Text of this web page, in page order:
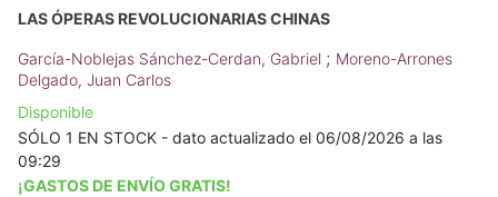
LAS ÓPERAS REVOLUCIONARIAS CHINAS
García-Noblejas Sánchez-Cerdan, Gabriel ; Moreno-Arrones
Delgado, Juan Carlos
Disponible
SÓLO 1 EN STOCK - dato actualizado el 06/08/2026 a las
09:29
¡GASTOS DE ENVÍO GRATIS!